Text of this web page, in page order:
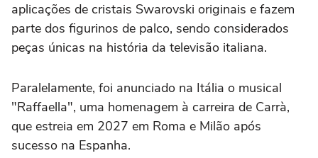
aplicações de cristais Swarovski originais e fazem
parte dos figurinos de palco, sendo considerados
peças únicas na história da televisão italiana.
Paralelamente, foi anunciado na Itália o musical
"Raffaella", uma homenagem à carreira de Carrà,
que estreia em 2027 em Roma e Milão após
sucesso na Espanha.